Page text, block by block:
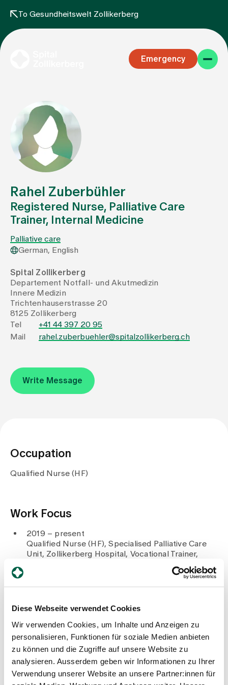
Diese Webseite verwendet Cookies
Wir verwenden Cookies, um Inhalte und Anzeigen zu
personalisieren, Funktionen für soziale Medien anbieten
zu können und die Zugriffe auf unsere Website zu
analysieren. Ausserdem geben wir Informationen zu Ihrer
Verwendung unserer Website an unsere Partner:innen für
To Gesundheitswelt Zollikerberg
Emergency
Specialist areas
Stay
Team
Assigning
Events
About us
Jobs & Career
Media
Publications
Rahel Zuberbühler
Registered Nurse, Palliative Care
Trainer, Internal Medicine
Palliative care
German, English
Spital Zollikerberg
Departement Notfall- und Akutmedizin
Innere Medizin
Trichtenhauserstrasse 20
8125 Zollikerberg
Tel
+41 44 397 20 95
Mail
rahel.zuberbuehler@spitalzollikerberg.ch
Write Message
Occupation
Qualified Nurse (HF)
Work Focus
2019 – present
Qualified Nurse (HF), Specialised Palliative Care
Unit, Zollikerberg Hospital, Vocational Trainer,
Private Clinic, Klinik im Park and Hirslanden
Qualified Nurse (HF), Schulthess Clinic
2001 – 2003
Qualified Nurse (HF), Internal Medicine,
Zollikerberg Hospital
1997–2001
Training as a Registered Nurse (DN2),